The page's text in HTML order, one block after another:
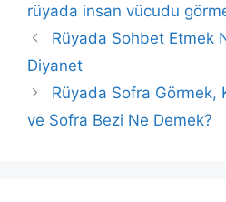
rüyada insan vücudu
Rüyada Sohbet Etmek
Diyanet
Rüyada Sofra Görmek,
ve Sofra Bezi Ne Demek?